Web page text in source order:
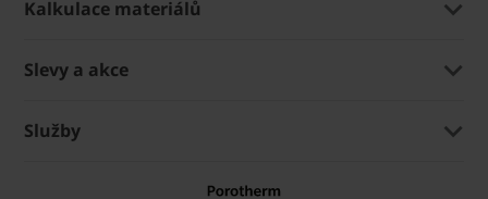
Kalkulace materiálů
Slevy a akce
Služby